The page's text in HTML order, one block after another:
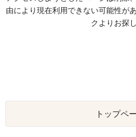
由により現在利用できない可能性が
クよりお探
トップペ